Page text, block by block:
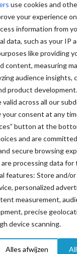
use cookies and
your experience
information from
data, such as your IP
like providing
content, measuring
audience insights,
product
across all our
consent at any
button at the
and are
secure browsing
processing data for
features: Store and/or
personalized
measurement,
precise
device scanning.
Alles afwijzen
en
Bemesting
Toon meer